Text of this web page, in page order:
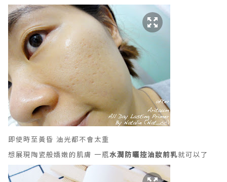
即使時至黃昏 油光都不會太重
想展現陶瓷般嬌嫩的肌膚 一瓶水潤防曬控油妝前乳就可以了